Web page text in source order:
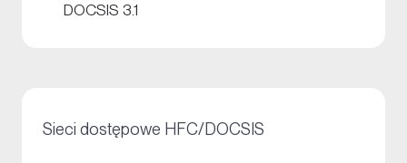
DOCSIS 3.1
Sieci dostępowe HFC/DOCSIS